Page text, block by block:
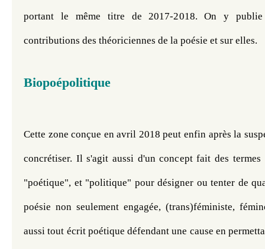
portant le même titre de 2017-2018. On y publie
contributions des théoriciennes de la poésie et sur elles.
Biopoépolitique
Cette zone conçue en avril 2018 peut enfin après la
concrétiser. Il s'agit aussi d'un concept fait des
"poétique", et "politique" pour désigner ou tenter de
poésie non seulement engagée, (trans)féministe,
aussi tout écrit poétique défendant une cause en